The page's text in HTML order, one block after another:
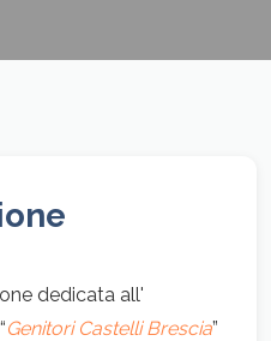
dedicata all'
Genitori Castelli Brescia”